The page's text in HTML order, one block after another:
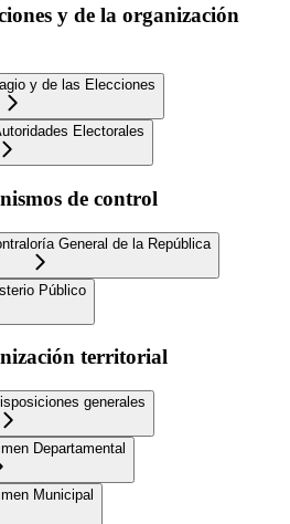
y de la organización
y de las Elecciones
Electorales
de control
General de la República
Público
territorial
generales
Departamental
Municipal